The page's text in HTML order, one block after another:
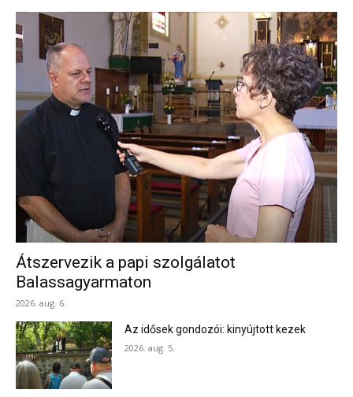
Átszervezik a papi szolgálatot
Balassagyarmaton
2026. aug. 6.
Az idősek gondozói: kinyújtott kezek
2026. aug. 5.